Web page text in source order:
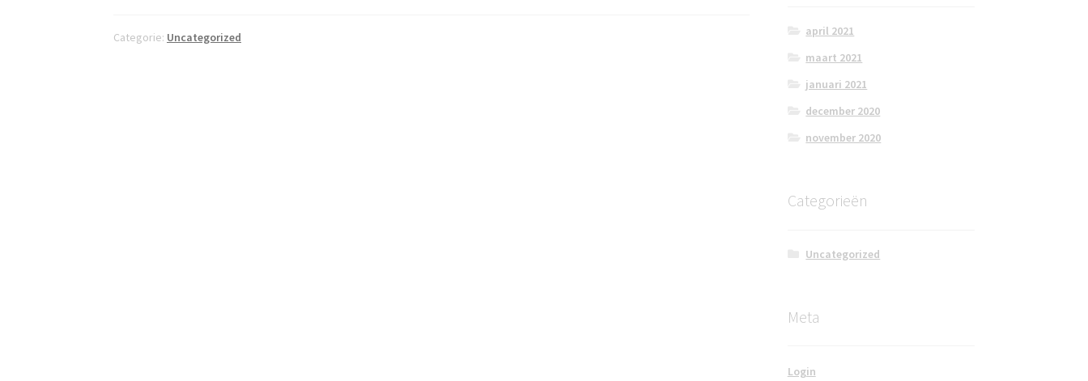
Categorie: Uncategorized
april 2021
maart 2021
januari 2021
december 2020
november 2020
Categorieën
Uncategorized
Meta
Login